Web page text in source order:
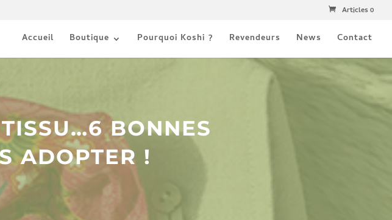
Articles 0
Accueil Boutique Pourquoi Koshi ? Revendeurs News Contact
BONNES
ADOPTER !